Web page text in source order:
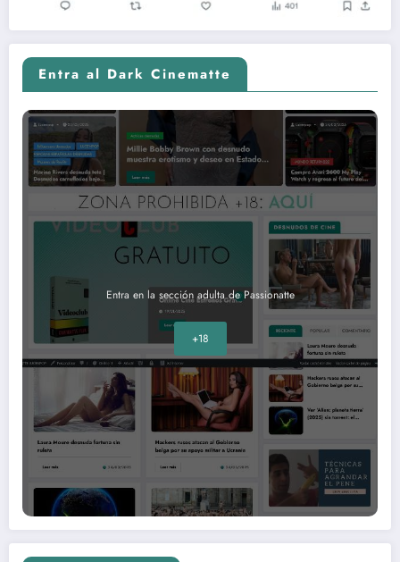
Entra al Dark Cinematte
Entra en la sección adulta de Passionatte
+18